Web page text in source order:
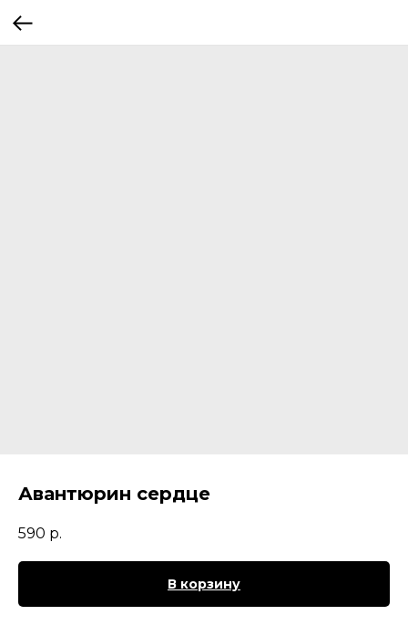
Авантюрин сердце
590 р.
В корзину